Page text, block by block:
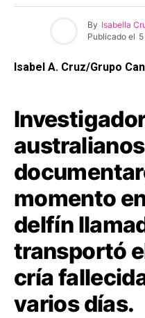
By Isabella
Publicado el
Isabel A. Cruz/Grupo
australianos
momento
delfín
transportó
cría
varios días.